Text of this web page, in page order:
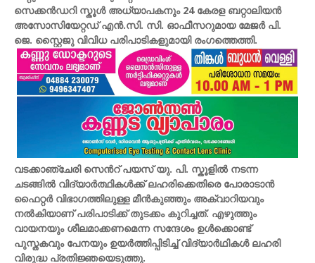
സെക്കൻഡറി സ്കൂൾ അധ്യാപകനും 24 കേരള ബറ്റാലിയൻ
അസോസിയേറ്റഡ് എൻ.സി. സി. ഓഫീസറുമായ മേജർ പി.
ജെ. സ്റ്റൈജു വിവിധ പരിപാടികളുമായി രംഗത്തെത്തി.
വടക്കാഞ്ചേരി സെൻറ് പയസ് യു. പി. സ്കൂളിൽ നടന്ന
ചടങ്ങിൽ വിദ്യാർത്ഥികൾക്ക് ലഹരിക്കെതിരെ പോരാടാൻ
ഫൈറ്റര്‍ വിഭാഗത്തിലുള്ള മീൻകുഞ്ഞും അക്വാറിയവും
നൽകിയാണ് പരിപാടിക്ക് തുടക്കം കുറിച്ചത്. എഴുത്തും
വായനയും ശീലമാക്കണമെന്ന സന്ദേശം ഉൾക്കൊണ്ട്
പുസ്തകവും പേനയും ഉയർത്തിപ്പിടിച്ച് വിദ്യാർഥികൾ ലഹരി
വിരുദ്ധ പ്രതിജ്ഞയെടുത്തു.